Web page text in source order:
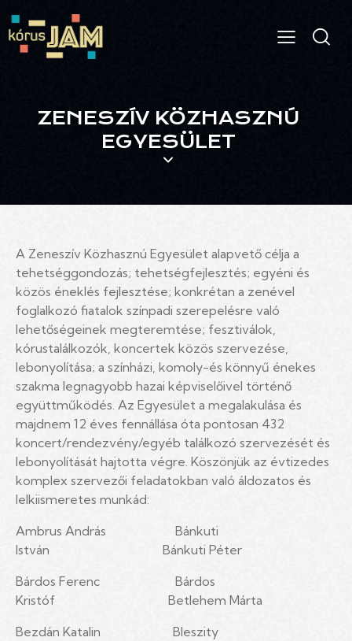
ZENESZÍV KÖZHASZNÚ
EGYESÜLET
A Zeneszív Közhasznú Egyesület alapvető célja a
tehetséggondozás; tehetségfejlesztés; egyéni és
közös éneklés fejlesztése; konkrétan a zenével
foglalkozó fiatalok színpadi szerepelésre való
lehetőségeinek megteremtése; fesztiválok,
kórustalálkozók, koncertek közös szervezése,
lebonyolítása; a színházi, komoly-és könnyű énekes
szakma legnagyobb hazai képviselőivel történő
együttműködés. Az Egyesület a megalakulása és
majdnem 12 éves fennállása óta pontosan 432
koncert/rendezvény/egyéb találkozó szervezését és
lebonyolítását hajtotta végre. Köszönjük az évtizedes
komplex szervezői feladatokban való áldozatos és
lelkiismeretes munkád:
Ambrus András Bánkuti
István Bánkuti Péter
Bárdos Ferenc Bárdos
Kristóf Betlehem Márta
Bezdán Katalin Bleszity